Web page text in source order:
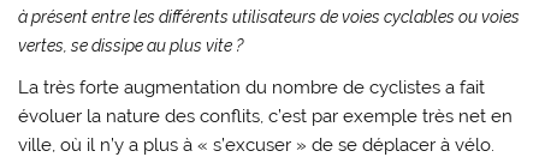
à présent entre les différents utilisateurs de voies cyclables ou voies
vertes, se dissipe au plus vite ?
La très forte augmentation du nombre de cyclistes a fait
évoluer la nature des conflits, c’est par exemple très net en
ville, où il n’y a plus à « s’excuser » de se déplacer à vélo.